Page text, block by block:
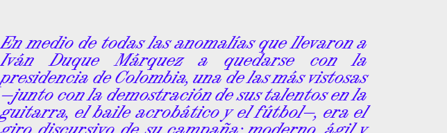
En medio de todas las anomalías que llevaron a
Iván Duque Márquez a quedarse con la
presidencia de Colombia, una de las más vistosas
—junto con la demostración de sus talentos en la
guitarra, el baile acrobático y el fútbol—, era el